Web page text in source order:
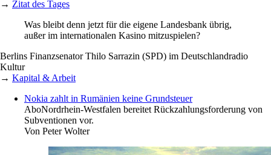
→ Zitat des Tages
Was bleibt denn jetzt für die eigene Landesbank übrig,
außer im internationalen Kasino mitzuspielen?
Berlins Finanzsenator Thilo Sarrazin (SPD) im Deutschlandradio
Kultur
→ Kapital & Arbeit
Nokia zahlt in Rumänien keine Grundsteuer
AboNordrhein-Westfalen bereitet Rückzahlungsforderung von
Subventionen vor.
Von Peter Wolter